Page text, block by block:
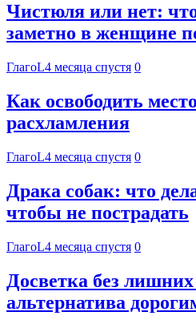
Чистюля или нет:
заметно в женщине
ГлагоL4 месяца спустя 0
Как освободить
расхламления
ГлагоL4 месяца спустя 0
Драка собак: что
чтобы не пострадать
ГлагоL4 месяца спустя 0
Досветка без лишних
альтернатива